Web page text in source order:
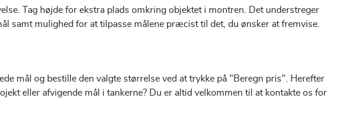
Tag højde for ekstra plads omkring objektet i montren. Det understreger
samt mulighed for at tilpasse målene præcist til det, du ønsker at fremvise.
mål og bestille den valgte størrelse ved at trykke på "Beregn pris". Herefter
eller afvigende mål i tankerne? Du er altid velkommen til at kontakte os for